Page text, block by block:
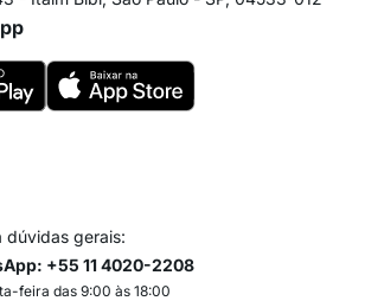
dúvidas gerais:
+55 11 4020-2208
feira das 9:00 às 18:00